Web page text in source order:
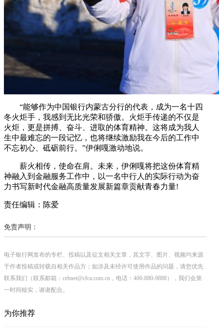
“能够作为中国银行内蒙古分行的代表，成为一名十四
冬火炬手，我感到无比光荣和骄傲。火炬手传递的不仅是
火炬，更是拼搏、奋斗、进取的体育精神。这将成为我人
生中最难忘的一段记忆，也将继续激励我在今后的工作中
不忘初心、砥砺前行。”伊俐嘎激动地说。
薪火相传，使命在肩。未来，伊俐嘎将把这份体育精
神融入到金融服务工作中，以一名中行人的实际行动为奋
力书写新时代金融高质量发展新篇章贡献青春力量!
责任编辑：陈爱
免责声明：
电子银行网发布的专栏、投稿以及征文相关文章，其文字、图片、视频均来源
于作者投稿或转载自相关作品方；如涉及未经许可使用作品的问题，请您优先
联系我们（联系邮箱：cebnet@cfca.com.cn，电话：400-880-9888），我们会第
一时间核实，谢谢配合。
为你推荐